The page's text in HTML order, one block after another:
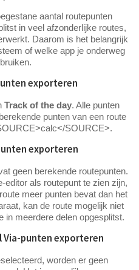
aantal routepunten
in veel afzonderlijke routes,
Daarom is het belangrijk
of welke app je onderweg
exporteren
Track of the day. Alle punten
punten van een route
SOURCE>.
exporteren
geen berekende routepunten.
editor als routepunt te zien zijn,
meer punten bevat dan het
kan de route mogelijk niet
in meerdere delen opgesplitst.
Via-punten exporteren
worden er geen